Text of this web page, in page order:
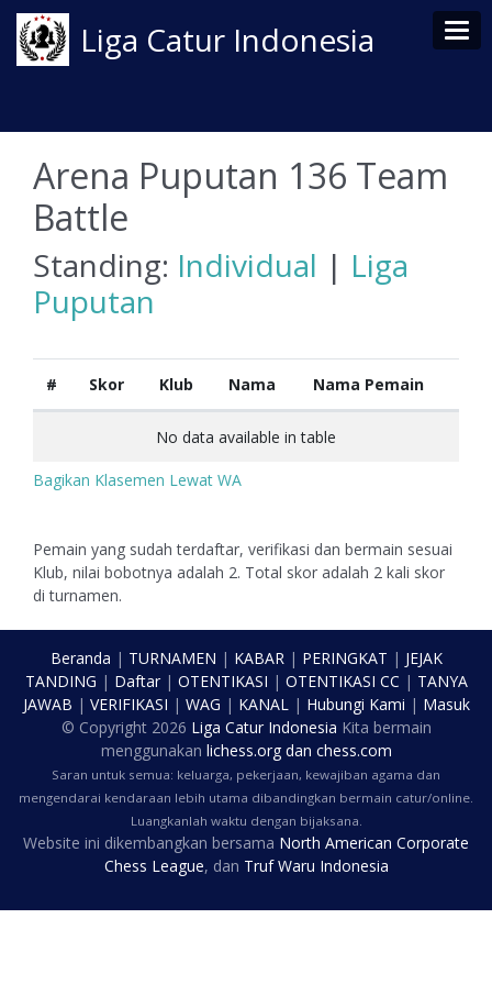
Liga Catur Indonesia
Arena Puputan 136 Team
Battle
Standing: Individual | Liga
Puputan
# Skor Klub Nama Nama Pemain
No data available in table
Bagikan Klasemen Lewat WA
Pemain yang sudah terdaftar, verifikasi dan bermain sesuai
Klub, nilai bobotnya adalah 2. Total skor adalah 2 kali skor
di turnamen.
Beranda | TURNAMEN | KABAR| PERINGKAT | JEJAK
TANDING | Daftar| OTENTIKASI | OTENTIKASI CC | TANYA
JAWAB | VERIFIKASI | WAG | KANAL| Hubungi Kami | Masuk
© Copyright 2026 Liga Catur Indonesia Kita bermain
menggunakan lichess.orgdan chess.com
Saran untuk semua: keluarga, pekerjaan, kewajiban agama dan
mengendarai kendaraan lebih utama dibandingkan bermain catur/online.
Luangkanlah waktu dengan bijaksana.
Website ini dikembangkan bersama North American Corporate
Chess League, dan Truf Waru Indonesia